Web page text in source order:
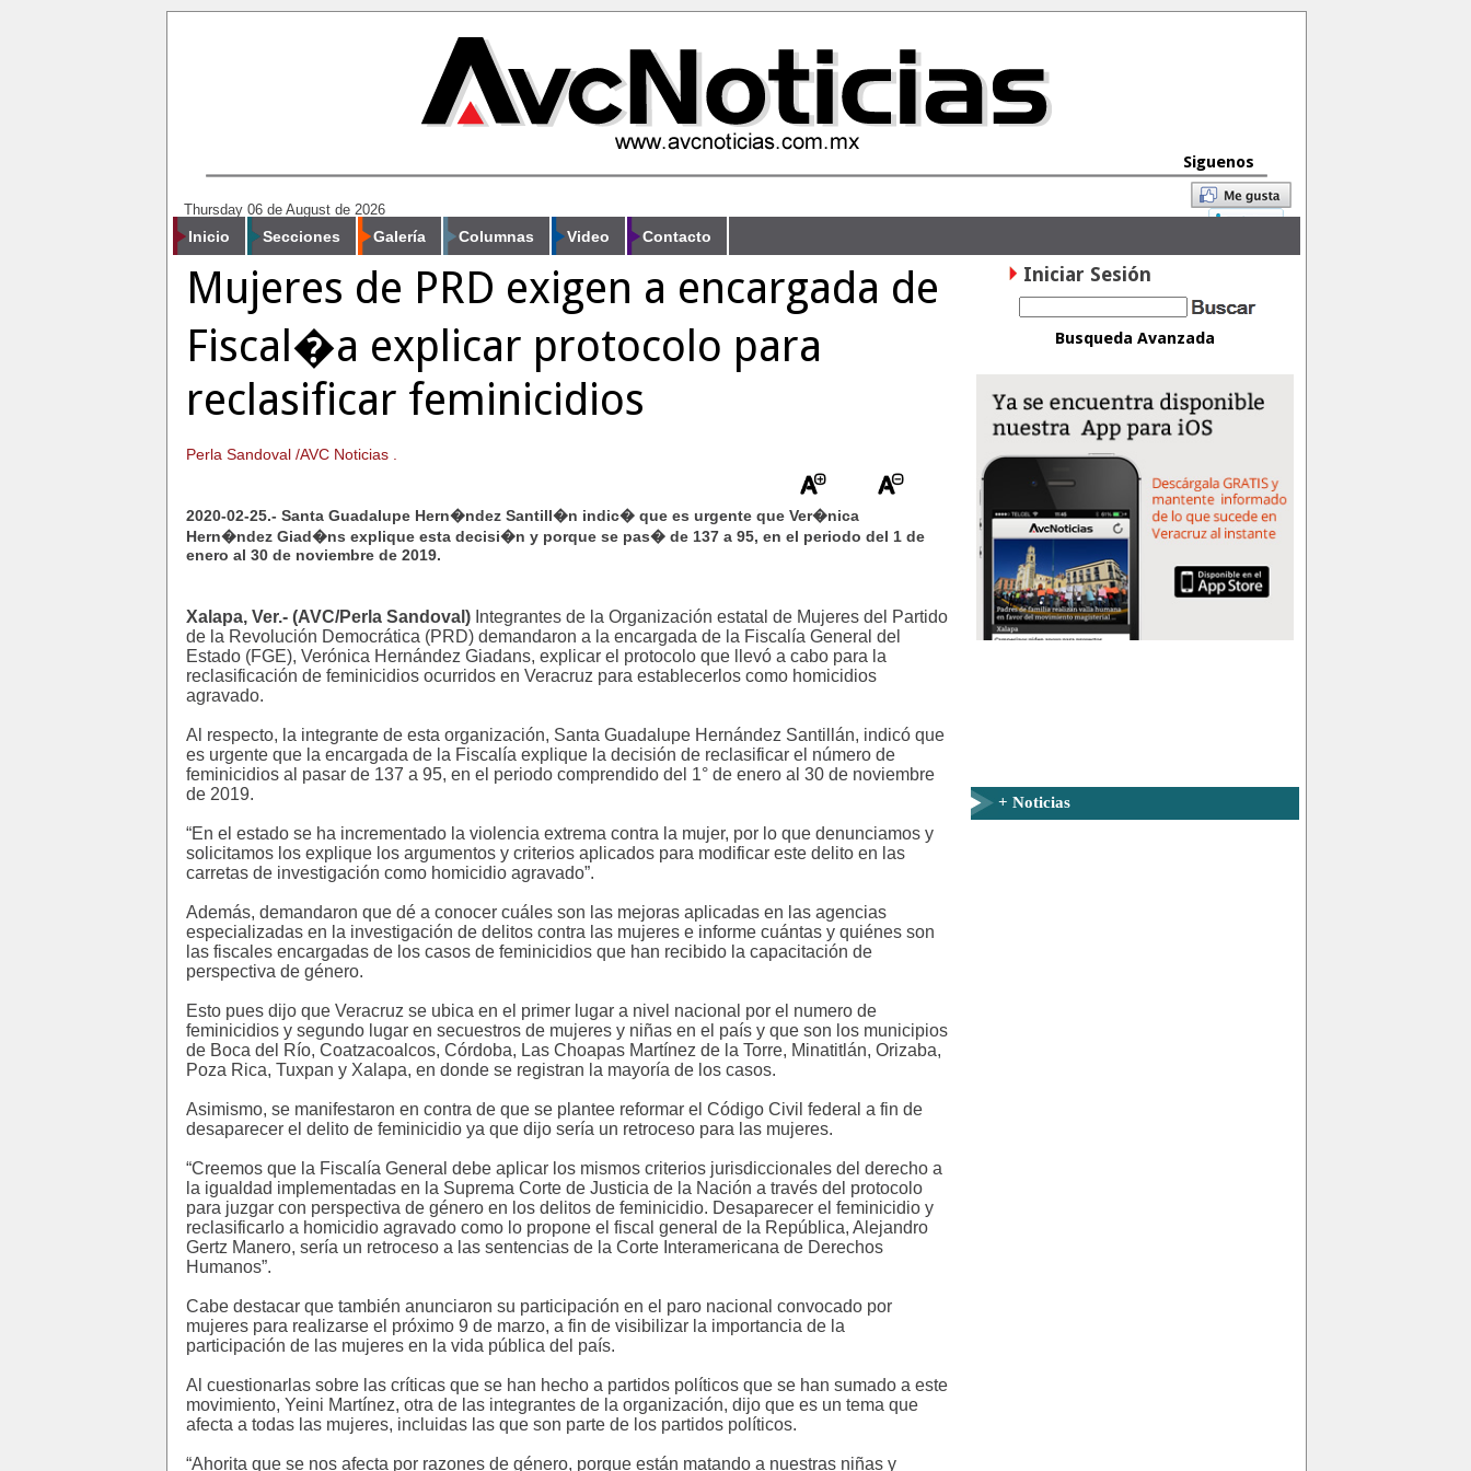
Siguenos
Thursday 06 de August de 2026
Inicio Secciones Galería Columnas Video Contacto
Mujeres de PRD exigen a encargada de
Fiscal�a explicar protocolo para
reclasificar feminicidios
Perla Sandoval /AVC Noticias .
2020-02-25.- Santa Guadalupe Hern�ndez Santill�n indic� que es urgente que Ver�nica
Hern�ndez Giad�ns explique esta decisi�n y porque se pas� de 137 a 95, en el periodo del 1 de
enero al 30 de noviembre de 2019.
Xalapa, Ver.- (AVC/Perla Sandoval) Integrantes de la Organización estatal de Mujeres del Partido
de la Revolución Democrática (PRD) demandaron a la encargada de la Fiscalía General del
Estado (FGE), Verónica Hernández Giadans, explicar el protocolo que llevó a cabo para la
reclasificación de feminicidios ocurridos en Veracruz para establecerlos como homicidios
agravado.
Al respecto, la integrante de esta organización, Santa Guadalupe Hernández Santillán, indicó que
es urgente que la encargada de la Fiscalía explique la decisión de reclasificar el número de
feminicidios al pasar de 137 a 95, en el periodo comprendido del 1° de enero al 30 de noviembre
de 2019.
“En el estado se ha incrementado la violencia extrema contra la mujer, por lo que denunciamos y
solicitamos los explique los argumentos y criterios aplicados para modificar este delito en las
carretas de investigación como homicidio agravado”.
Además, demandaron que dé a conocer cuáles son las mejoras aplicadas en las agencias
especializadas en la investigación de delitos contra las mujeres e informe cuántas y quiénes son
las fiscales encargadas de los casos de feminicidios que han recibido la capacitación de
perspectiva de género.
Esto pues dijo que Veracruz se ubica en el primer lugar a nivel nacional por el numero de
feminicidios y segundo lugar en secuestros de mujeres y niñas en el país y que son los municipios
de Boca del Río, Coatzacoalcos, Córdoba, Las Choapas Martínez de la Torre, Minatitlán, Orizaba,
Poza Rica, Tuxpan y Xalapa, en donde se registran la mayoría de los casos.
Asimismo, se manifestaron en contra de que se plantee reformar el Código Civil federal a fin de
desaparecer el delito de feminicidio ya que dijo sería un retroceso para las mujeres.
“Creemos que la Fiscalía General debe aplicar los mismos criterios jurisdiccionales del derecho a
la igualdad implementadas en la Suprema Corte de Justicia de la Nación a través del protocolo
para juzgar con perspectiva de género en los delitos de feminicidio. Desaparecer el feminicidio y
reclasificarlo a homicidio agravado como lo propone el fiscal general de la República, Alejandro
Gertz Manero, sería un retroceso a las sentencias de la Corte Interamericana de Derechos
Humanos”.
Cabe destacar que también anunciaron su participación en el paro nacional convocado por
mujeres para realizarse el próximo 9 de marzo, a fin de visibilizar la importancia de la
participación de las mujeres en la vida pública del país.
Al cuestionarlas sobre las críticas que se han hecho a partidos políticos que se han sumado a este
movimiento, Yeini Martínez, otra de las integrantes de la organización, dijo que es un tema que
afecta a todas las mujeres, incluidas las que son parte de los partidos políticos.
“Ahorita que se nos afecta por razones de género, porque están matando a nuestras niñas y
Iniciar Sesión
Busqueda Avanzada
+ Noticias